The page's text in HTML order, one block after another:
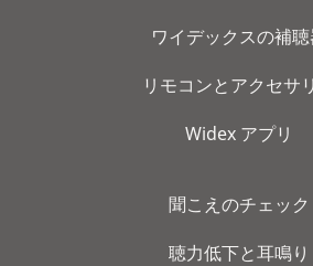
ワイデックスの補
リモコンとアクセサ
Widex アプリ
聞こえのチェック
聴力低下と耳鳴り